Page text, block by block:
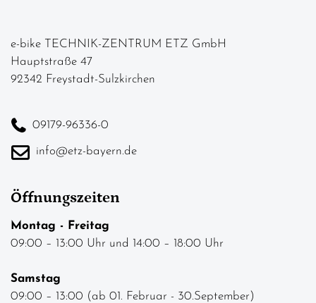
e-bike TECHNIK-ZENTRUM ETZ GmbH
Hauptstraße 47
92342 Freystadt-Sulzkirchen
09179-96336-0
info@etz-bayern.de
Öffnungszeiten
Montag - Freitag
09:00 – 13:00 Uhr und 14:00 – 18:00 Uhr
Samstag
09:00 – 13:00 (ab 01. Februar - 30.September)